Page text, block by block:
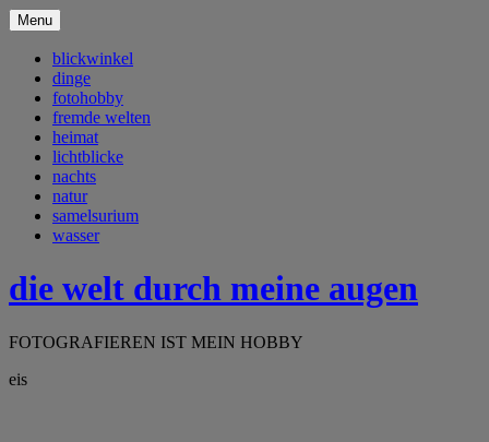
Menu
blickwinkel
dinge
fotohobby
fremde welten
heimat
lichtblicke
nachts
natur
samelsurium
wasser
die welt durch meine augen
FOTOGRAFIEREN IST MEIN HOBBY
eis